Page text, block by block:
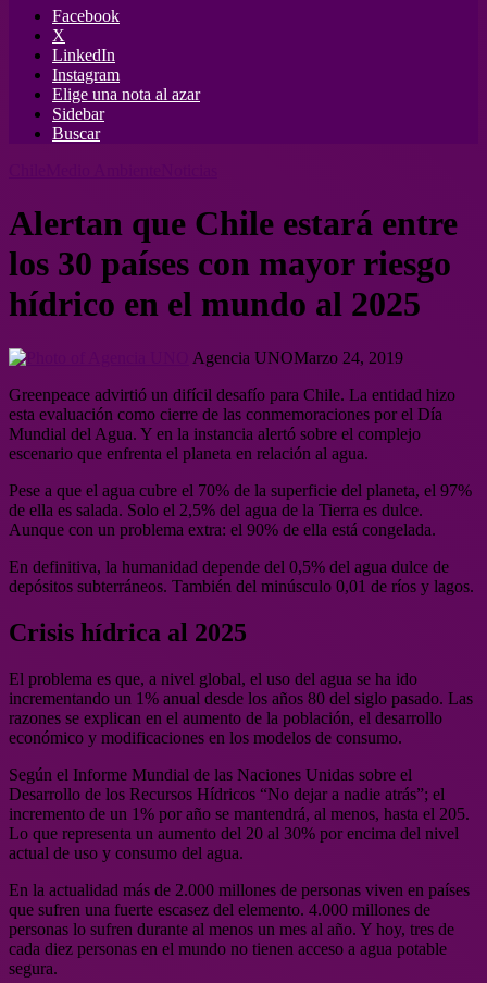
Facebook
X
LinkedIn
Instagram
Elige una nota al azar
Sidebar
Buscar
Alertan que Chile estará entre
los 30 países con mayor riesgo
hídrico en el mundo al 2025
Agencia UNOMarzo 24, 2019
Greenpeace advirtió un difícil desafío para Chile. La entidad hizo
esta evaluación como cierre de las conmemoraciones por el Día
Mundial del Agua. Y en la instancia alertó sobre el complejo
escenario que enfrenta el planeta en relación al agua.
Pese a que el agua cubre el 70% de la superficie del planeta, el 97%
de ella es salada. Solo el 2,5% del agua de la Tierra es dulce.
Aunque con un problema extra: el 90% de ella está congelada.
En definitiva, la humanidad depende del 0,5% del agua dulce de
depósitos subterráneos. También del minúsculo 0,01 de ríos y lagos.
Crisis hídrica al 2025
El problema es que, a nivel global, el uso del agua se ha ido
incrementando un 1% anual desde los años 80 del siglo pasado. Las
razones se explican en el aumento de la población, el desarrollo
económico y modificaciones en los modelos de consumo.
Según el Informe Mundial de las Naciones Unidas sobre el
Desarrollo de los Recursos Hídricos “No dejar a nadie atrás”; el
incremento de un 1% por año se mantendrá, al menos, hasta el 205.
Lo que representa un aumento del 20 al 30% por encima del nivel
actual de uso y consumo del agua.
En la actualidad más de 2.000 millones de personas viven en países
que sufren una fuerte escasez del elemento. 4.000 millones de
personas lo sufren durante al menos un mes al año. Y hoy, tres de
cada diez personas en el mundo no tienen acceso a agua potable
segura.